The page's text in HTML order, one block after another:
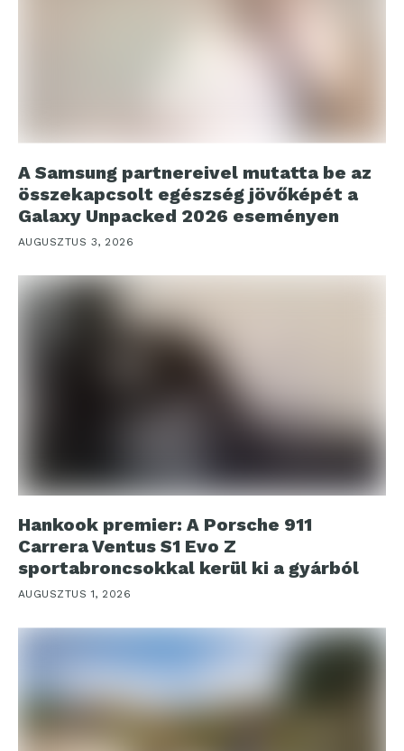
A Samsung partnereivel mutatta be az
összekapcsolt egészség jövőképét a
Galaxy Unpacked 2026 eseményen
AUGUSZTUS 3, 2026
Hankook premier: A Porsche 911
Carrera Ventus S1 Evo Z
sportabroncsokkal kerül ki a gyárból
AUGUSZTUS 1, 2026